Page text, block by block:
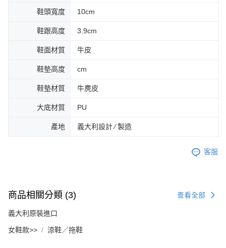
鞋頭寬度 10cm
鞋跟高度 3.9cm
鞋面材質 牛皮
鞋墊高度 cm
鞋墊材質 牛麂皮
大底材質 PU
產地 義大利設計 ∕ 製造
客服
商品相關分類 (3) 查看全部
義大利原裝進口
女鞋款>> 涼鞋／拖鞋